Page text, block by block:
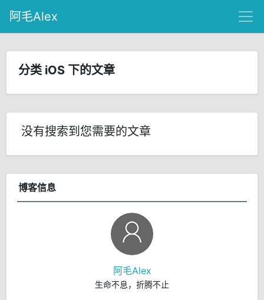
阿毛Alex
分类 iOS 下的文章
没有搜索到您需要的文章
博客信息
阿毛Alex
生命不息，折腾不止